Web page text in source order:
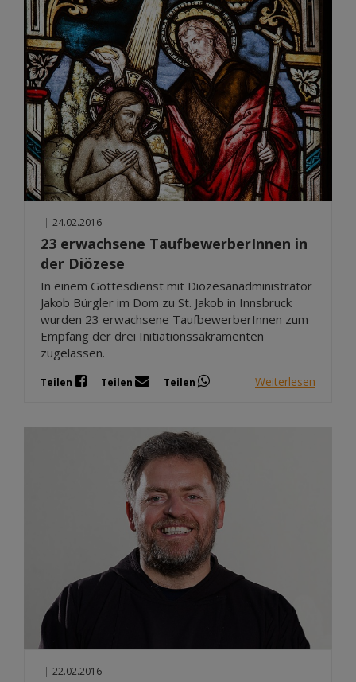
| 24.02.2016
23 erwachsene TaufbewerberInnen in
der Diözese
In einem Gottesdienst mit Diözesanadministrator
Jakob Bürgler im Dom zu St. Jakob in Innsbruck
wurden 23 erwachsene TaufbewerberInnen zum
Empfang der drei Initiationssakramenten
zugelassen.
Teilen Teilen Teilen Weiterlesen
| 22.02.2016